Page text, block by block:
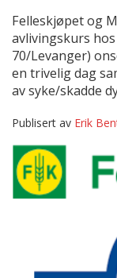
Felleskjøpet og
avlivingskurs
70/Levanger)
en trivelig dag
av syke/skadde
Publisert av Erik